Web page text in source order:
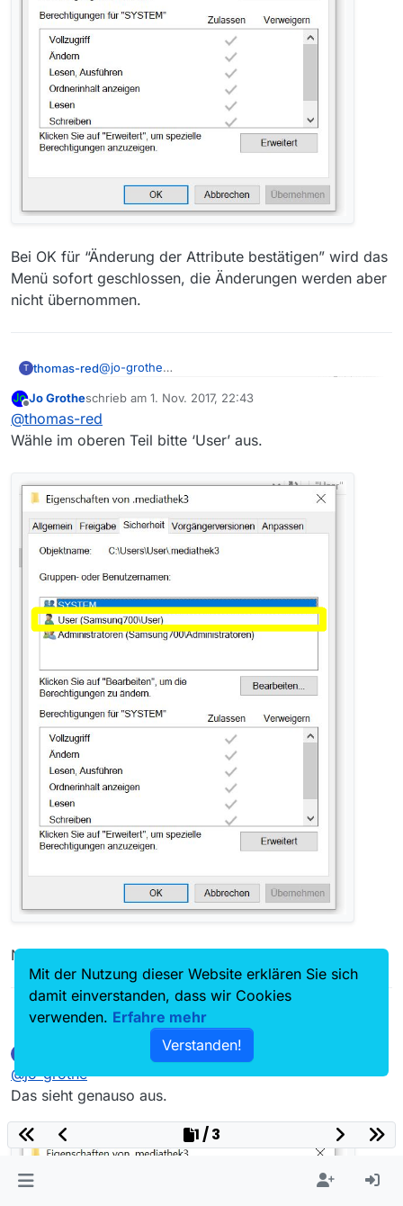
Bei mir erscheint als nächstes
sehen, so eingestellt wie hier:
Bei OK für “Änderung der Attribute bestätigen” wird das
Menü sofort geschlossen, die Änderungen werden aber
nicht übernommen.
T thomas-red@jo-grothe
Bei OK für “Änderung der Attribute bestätigen”
wird das Menü sofort geschlossen, die
Änderungen werden aber nicht übernommen.
Offline
Jo Grotheschrieb am 1. Nov. 2017, 22:43
zuletzt editiert von
@thomas-red
Wähle im oberen Teil bitte ‘User’ aus.
Nur so sieht man Deine Berechtigungen.
Jo Grothe@thomas-red
Wähle im oberen Teil bitte ‘User’ aus.
1. Nov. 2017, 22:56
zuletzt editiert von
@jo-grothe
Das sieht genauso aus.
1 / 3
Mit der Nutzung dieser Website erklären Sie sich
damit einverstanden, dass wir Cookies
verwenden. Erfahre mehr
Verstanden!